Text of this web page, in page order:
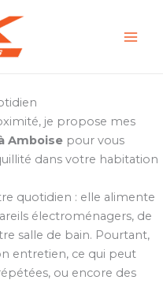
je propose mes
Amboise pour vous
dans votre habitation
quotidien : elle alimente
électroménagers, de
salle de bain. Pourtant,
entretien, ce qui peut
ou encore des